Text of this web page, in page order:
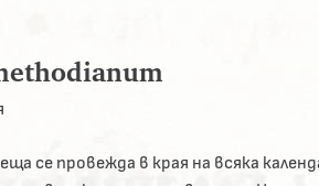
се провежда в края на всяка